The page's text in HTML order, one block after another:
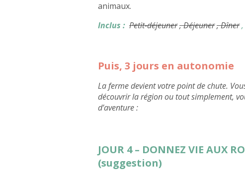
animaux.
Inclus : Petit-déjeuner, Déjeuner, Dîner
Puis, 3 jours en autonomie
La ferme devient votre point de chute.
découvrir la région ou tout simplement,
d’aventure :
JOUR 4 – DONNEZ VIE AUX
(suggestion)